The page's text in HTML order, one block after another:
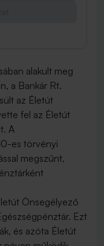
alakult meg
a Bankár Rt.
az Életút
fel az Életút
A
es törvényi
megszűnt,
Önsegélyező
Ezt
és azóta Életút